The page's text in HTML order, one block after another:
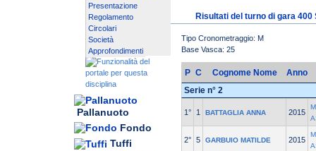
Presentazione
Regolamento
Circolari
Società
Approfondimenti
Pallanuoto
Fondo
Tuffi
Risultati del turno di gara
Tipo Cronometraggio: M
Base Vasca: 25
P C Cognome Nome
Anno
Serie n° 2
1° 1 BATTAGLIA ANNA 2015
2° 5 GARBUIO MATILDE 2015